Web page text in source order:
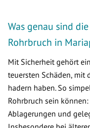
Was genau sind
Rohrbruch in
Mit Sicherheit gehört
teuersten Schäden, mit
hadern haben. So
Rohrbruch sein
Ablagerungen und